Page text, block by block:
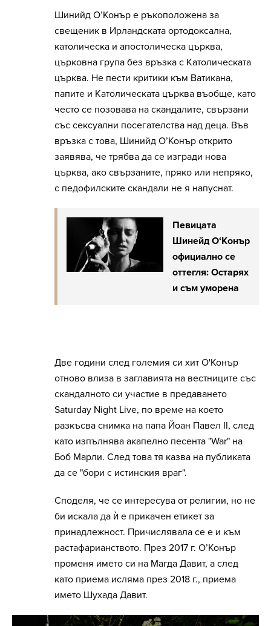
Шинийд О’Конър е ръкоположена за
свещеник в Ирландската ортодоксална,
католическа и апостолическа църква,
църковна група без връзка с Католическата
църква. Не пести критики към Ватикана,
папите и Католическата църква въобще, като
често се позовава на скандалите, свързани
със сексуални посегателства над деца. Във
връзка с това, Шинийд О’Конър открито
заявява, че трябва да се изгради нова
църква, ако свързаните, пряко или непряко,
с педофилските скандали не я напуснат.
Певицата
Шинейд О‘Конър
официално се
оттегля: Остарях
и съм уморена
Две години след големия си хит О'Конър
отново влиза в заглавията на вестниците със
скандалното си участие в предаването
Saturday Night Live, по време на което
разкъсва снимка на папа Йоан Павел II, след
като изпълнява акапелно песента "War" на
Боб Марли. След това тя казва на публиката
да се "бори с истинския враг".
Споделя, че се интересува от религии, но не
би искала да ѝ е прикачен етикет за
принадлежност. Причислявала се е и към
растафарианството. През 2017 г. О’Конър
променя името си на Магда Давит, а след
като приема исляма през 2018 г., приема
името Шухада Давит.